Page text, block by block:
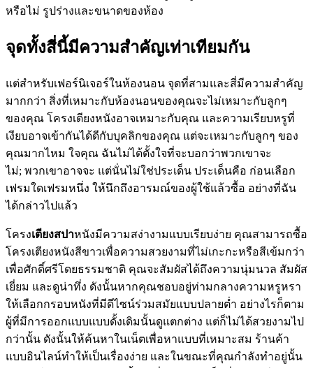
หรือไม่ รูปร่างและขนาดของห้อง
จุดทั้งสี่นี้มีความสำคัญเท่าเทียมกัน
แต่สำหรับเฟอร์นิเจอร์ในห้องนอน จุดที่สามและสี่มีความสำคัญ
มากกว่า สิ่งที่เหมาะกับห้องนอนของคุณจะไม่เหมาะกับลูกๆ
ของคุณ โครงเตียงหนังอาจเหมาะกับคุณ และความเรียบหรูที่
เงียบอาจเข้ากันได้ดีกับบุคลิกของคุณ แต่จะเหมาะกับลูกๆ ของ
คุณมากไหม ใจคุณ ฉันไม่ได้ตั้งใจที่จะบอกว่าพวกเขาจะ
ไม่; พวกเขาอาจจะ แต่นั่นไม่ใช่ประเด็น ประเด็นคือ ก่อนเลือก
เฟรมใดเฟรมหนึ่ง ให้นึกถึงอารมณ์ของผู้ใช้แล้วซื้อ อย่างที่ฉัน
ได้กล่าวไปแล้ว
โครงเตียงสปาหนังมีความสง่างามแบบเรียบง่าย คุณสามารถซื้อ
โครงเตียงหนังสีขาวเพื่อความสวยงามที่ไม่เกะกะหรือสีเข้มกว่า
เพื่อศักดิ์ศรีโดยธรรมชาติ คุณจะสัมผัสได้ถึงความนุ่มนวล สัมผัส
เยี่ยม และดูน่าทึ่ง ดังนั้นหากคุณชอบอยู่ท่ามกลางความหรูหรา
ให้เลือกกรอบหนังที่มีดีไซน์ร่วมสมัยแบบปลายต่ำ อย่างไรก็ตาม
ผู้ที่มีการออกแบบแบบดั้งเดิมนั้นดูแตกต่าง แต่ก็ไม่ได้สวยงามไป
กว่านั้น ดังนั้นให้ค้นหาในเน็ตเพื่อหาแบบที่เหมาะสม ร้านค้า
แบบอินไลน์ทำให้เป็นเรื่องง่าย และในขณะที่คุณกำลังทำอยู่นั้น